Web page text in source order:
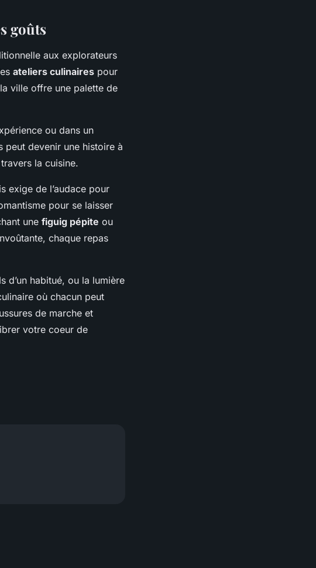
goûts
aux explorateurs
ateliers culinaires pour
ville offre une palette de
ou dans un
peut devenir une histoire à
la cuisine.
exige de l’audace pour
pour se laisser
une figuig pépite ou
chaque repas
d’un habitué, ou la lumière
où chacun peut
de marche et
votre coeur de